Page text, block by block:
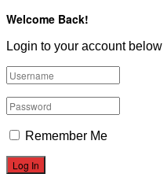
Welcome Back!
Login to your account below
Remember Me